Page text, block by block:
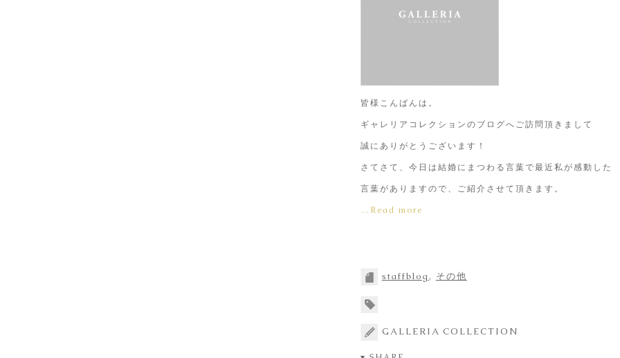
皆様こんばんは。
ギャレリアコレクションのブログへご訪問頂きまして
誠にありがとうございます！
さてさて、今日は結婚にまつわる言葉で最近私が感動した
言葉がありますので、ご紹介させて頂きます。
…Read more
staffblog , その他
GALLERIA COLLECTION